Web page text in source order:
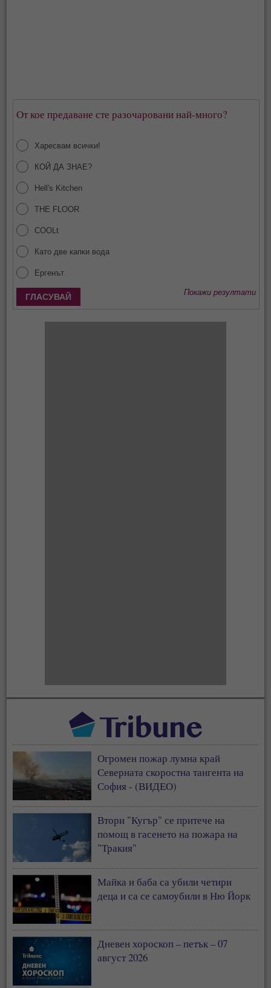
От кое предаване сте разочаровани най-много?
Харесвам всички!
КОЙ ДА ЗНАЕ?
Hell's Kitchen
THE FLOOR
COOLt
Като две капки вода
Ергенът
Покажи резултати
Огромен пожар лумна край
Северната скоростна тангента на
София - (ВИДЕО)
Втори "Кугър" се притече на
помощ в гасенето на пожара на
"Тракия"
Майка и баба са убили четири
деца и са се самоубили в Ню Йорк
Дневен хороскоп – петък – 07
август 2026